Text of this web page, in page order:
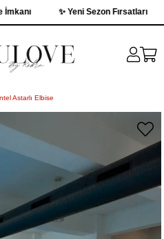
✨ Yeni Sezon Fırsatları
Astarlı Elbise